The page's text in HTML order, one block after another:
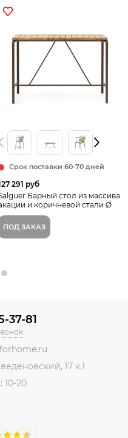
Срок поставки 60-70 дней
291 руб
Барный стол из массива
и коричневой стали Ø
140 x 70 см
ПОД ЗАКАЗ
37-81
17 к.1
20